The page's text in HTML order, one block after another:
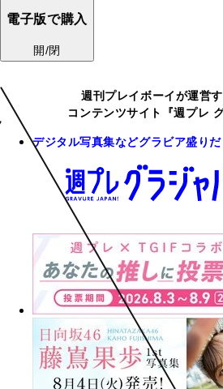
電子版で購入
開/閉
週刊プレイボーイが運営
コンテンツサイト『週プレ
デジタル写真集などグラビア盛り